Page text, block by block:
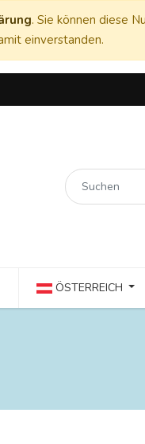
. Sie können diese
einverstanden.
ÖSTERREICH